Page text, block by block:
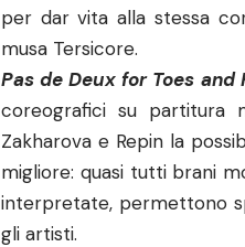
per dar vita alla stessa
musa Tersicore.
Pas de Deux for Toes and
coreografici su partitura
Zakharova e Repin la
migliore: quasi tutti brani
interpretate, permettono
gli artisti.